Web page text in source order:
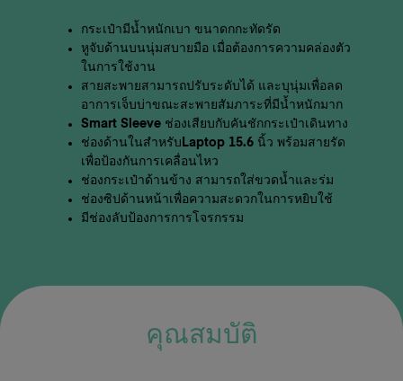
กระเป๋ามีน้ำหนักเบา ขนาดกกะทัดรัด
หูจับด้านบนนุ่มสบายมือ เมื่อต้องการความคล่องตัว
ในการใช้งาน
สายสะพายสามารถปรับระดับได้ และบุนุ่มเพื่อลด
อาการเจ็บบ่าขณะสะพายสัมภาระที่มีน้ำหนักมาก
Smart Sleeve ช่องเสียบกับคันชักกระเป๋าเดินทาง
ช่องด้านในสำหรับLaptop 15.6 นิ้ว พร้อมสายรัด
เพื่อป้องกันการเคลื่อนไหว
ช่องกระเป๋าด้านข้าง สามารถใส่ขวดน้ำและร่ม
ช่องซิปด้านหน้าเพื่อความสะดวกในการหยิบใช้
มีช่องลับป้องการการโจรกรรม
คุณสมบัติ